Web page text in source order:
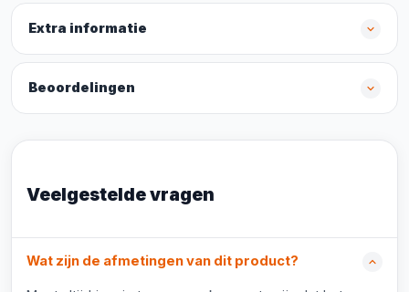
Extra informatie
Beoordelingen
Veelgestelde vragen
Wat zijn de afmetingen van dit product?